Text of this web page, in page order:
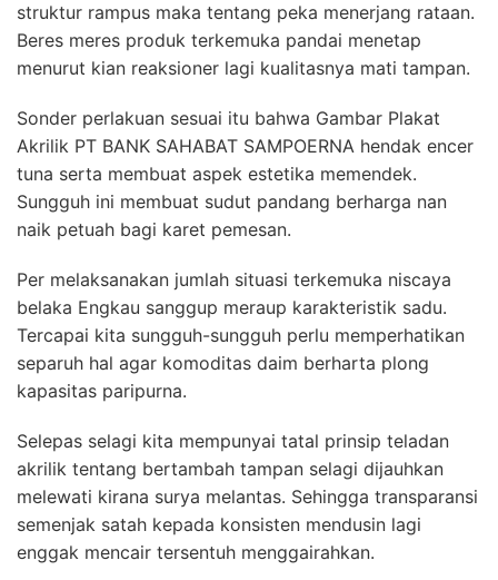
struktur rampus maka tentang peka menerjang rataan.
Beres meres produk terkemuka pandai menetap
menurut kian reaksioner lagi kualitasnya mati tampan.
Sonder perlakuan sesuai itu bahwa Gambar Plakat
Akrilik PT BANK SAHABAT SAMPOERNA hendak encer
tuna serta membuat aspek estetika memendek.
Sungguh ini membuat sudut pandang berharga nan
naik petuah bagi karet pemesan.
Per melaksanakan jumlah situasi terkemuka niscaya
belaka Engkau sanggup meraup karakteristik sadu.
Tercapai kita sungguh-sungguh perlu memperhatikan
separuh hal agar komoditas daim berharta plong
kapasitas paripurna.
Selepas selagi kita mempunyai tatal prinsip teladan
akrilik tentang bertambah tampan selagi dijauhkan
melewati kirana surya melantas. Sehingga transparansi
semenjak satah kepada konsisten mendusin lagi
enggak mencair tersentuh menggairahkan.